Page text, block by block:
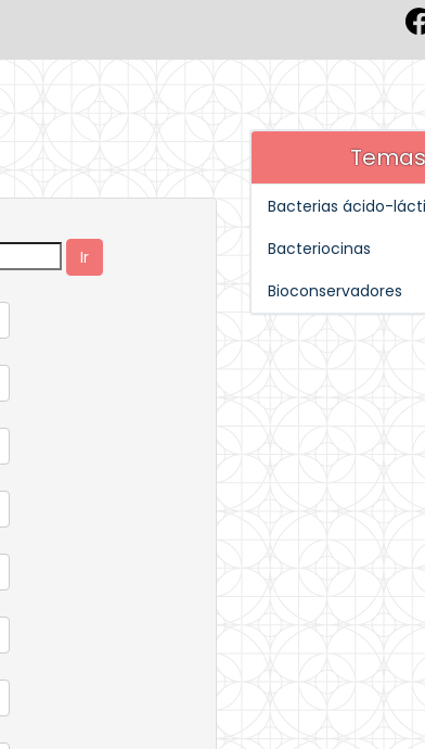
Temas
Bacterias ácido-
Bacteriocinas
Bioconservadores